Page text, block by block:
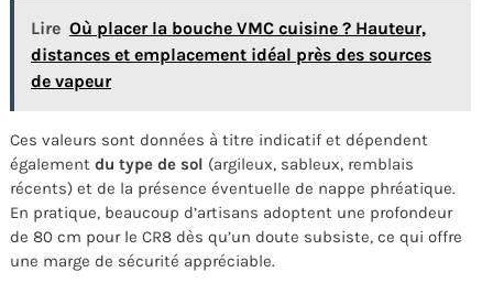
Lire Où placer la bouche VMC cuisine ? Hauteur,
distances et emplacement idéal près des sources
de vapeur
Ces valeurs sont données à titre indicatif et dépendent
également du type de sol (argileux, sableux, remblais
récents) et de la présence éventuelle de nappe phréatique.
En pratique, beaucoup d’artisans adoptent une profondeur
de 80 cm pour le CR8 dès qu’un doute subsiste, ce qui offre
une marge de sécurité appréciable.